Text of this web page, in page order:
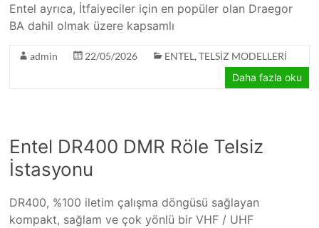
Entel ayrıca, İtfaiyeciler için en popüler olan Draegor
BA dahil olmak üzere kapsamlı
admin 22/05/2026 ENTEL ,TELSİZ MODELLERİ
Daha fazla oku
Entel DR400 DMR Röle Telsiz
İstasyonu
DR400, %100 iletim çalışma döngüsü sağlayan
kompakt, sağlam ve çok yönlü bir VHF / UHF